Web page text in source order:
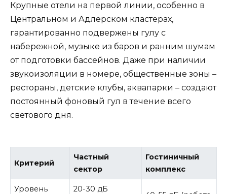
Крупные отели на первой линии, особенно в
Центральном и Адлерском кластерах,
гарантированно подвержены гулу с
набережной, музыке из баров и ранним шумам
от подготовки бассейнов. Даже при наличии
звукоизоляции в номере, общественные зоны –
рестораны, детские клубы, аквапарки – создают
постоянный фоновый гул в течение всего
светового дня.
Критерий
Частный
сектор
Гостиничный
комплекс
Уровень 20-30 дБ